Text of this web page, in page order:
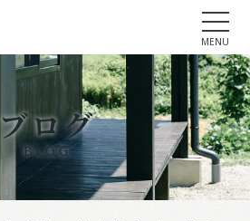
MENU
ブログ
BLOG